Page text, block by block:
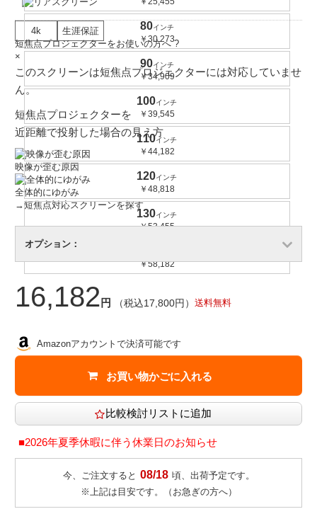
80インチ
￥30,273
90インチ
￥34,909
100インチ
￥39,545
110インチ
￥44,182
120インチ
￥48,818
130インチ
￥53,455
￥58,182
4k
生涯保証
短焦点プロジェクターをお使いの方へ?
×
このスクリーンは短焦点プロジェクターには対応していませ
ん。
短焦点プロジェクターを
近距離で投射した場合の見え方
映像が歪む原因
全体的にゆがみ
→短焦点対応スクリーンを探す
オプション：
16,182 円 （税込17,800円）送料無料
Amazonアカウントで決済可能です
■2026年夏季休暇に伴う休業日のお知らせ
今、ご注文すると 08/18 頃、出荷予定です。
※上記は目安です。（ お急ぎの方へ）